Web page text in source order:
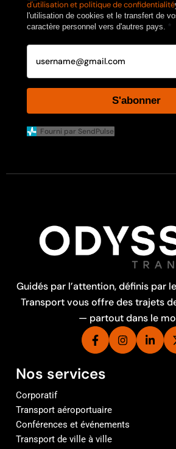
d'utilisation et politique de confidentialité
l'utilisation de cookies et le transfert de
caractère personnel vers d'autres pays. *
S'abonner
Fourni par SendPulse
Guidés par l’attention, définis par
Transport vous offre des trajets
— partout dans le
Nos services
Corporatif
Transport aéroportuaire
Conférences et événements
Transport de ville à ville